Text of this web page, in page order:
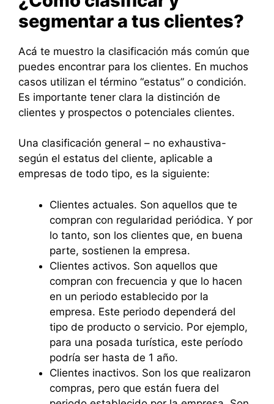
segmentar a tus clientes?
Acá te muestro la clasificación más común que
puedes encontrar para los clientes. En muchos
casos utilizan el término “estatus” o condición.
Es importante tener clara la distinción de
clientes y prospectos o potenciales clientes.
Una clasificación general – no exhaustiva-
según el estatus del cliente, aplicable a
empresas de todo tipo, es la siguiente:
Clientes actuales. Son aquellos que te
compran con regularidad periódica. Y por
lo tanto, son los clientes que, en buena
parte, sostienen la empresa.
Clientes activos. Son aquellos que
compran con frecuencia y que lo hacen
en un periodo establecido por la
empresa. Este periodo dependerá del
tipo de producto o servicio. Por ejemplo,
para una posada turística, este período
podría ser hasta de 1 año.
Clientes inactivos. Son los que realizaron
compras, pero que están fuera del